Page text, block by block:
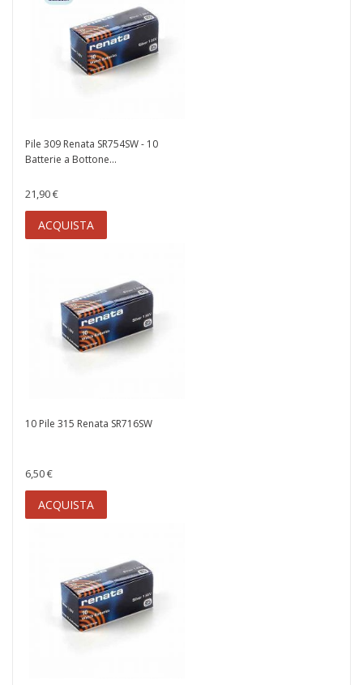
Pile 309 Renata SR754SW - 10
Batterie a Bottone...
21,90 €
ACQUISTA
10 Pile 315 Renata SR716SW
6,50 €
ACQUISTA